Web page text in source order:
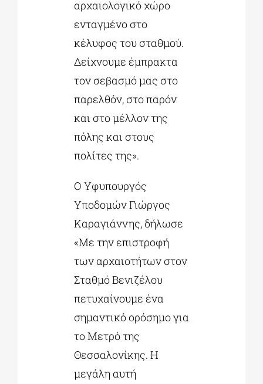
αρχαιολογικό χώρο
ενταγμένο στο
κέλυφος του σταθμού.
Δείχνουμε έμπρακτα
τον σεβασμό μας στο
παρελθόν, στο παρόν
και στο μέλλον της
πόλης και στους
πολίτες της».
Ο Υφυπουργός
Υποδομών Γιώργος
Καραγιάννης, δήλωσε
«Με την επιστροφή
των αρχαιοτήτων στον
Σταθμό Βενιζέλου
πετυχαίνουμε ένα
σημαντικό ορόσημο για
το Μετρό της
Θεσσαλονίκης. Η
μεγάλη αυτή